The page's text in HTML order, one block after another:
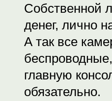
Собственной
денег, лично
А так все
главную
обязательно.